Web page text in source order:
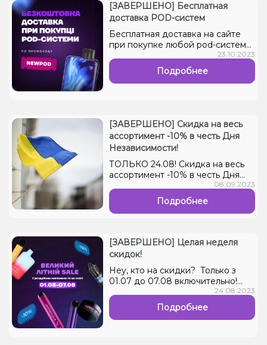
[ЗАВЕРШЕНО] Бесплатная
доставка POD-систем
Бесплатная доставка на сайте
при покупке любой pоd-системы
по промокоду "NEWPOD" Акция
действует с 8.09 по 15.09
включительно....
23.10.2023
Подробнее
[ЗАВЕРШЕНО] Скидка на весь
ассортимент -10% в честь Дня
Независимости!
ТОЛЬКО 24.08! Скидка на весь
ассортимент -10% в честь Дня
магазинах и на сайте....
08.09.2023
Подробнее
[ЗАВЕРШЕНО] Целая неделя
скидок!
Hey, кто на скидки? Только з
01.07 до 07.08 включительно!
Целая неделя скидок на
большой ассортимент товаров в
розничных магазинах и на сайте.
24.08.2023
Подробнее